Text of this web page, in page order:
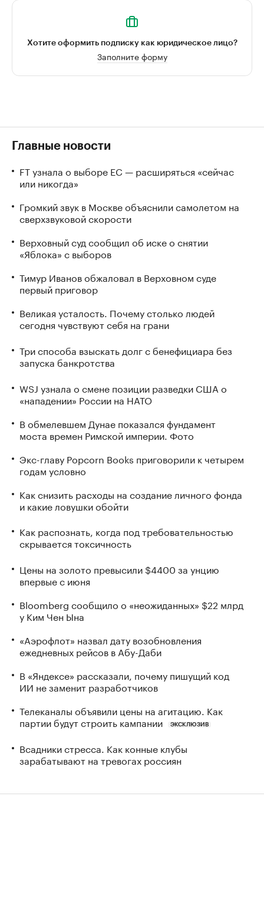
Хотите оформить подписку как юридическое лицо?
Заполните форму
Главные новости
FT узнала о выборе ЕС — расширяться «сейчас
или никогда»
Громкий звук в Москве объяснили самолетом на
сверхзвуковой скорости
Верховный суд сообщил об иске о снятии
«Яблока» с выборов
Тимур Иванов обжаловал в Верховном суде
первый приговор
Великая усталость. Почему столько людей
сегодня чувствуют себя на грани
Три способа взыскать долг с бенефициара без
запуска банкротства
WSJ узнала о смене позиции разведки США о
«нападении» России на НАТО
В обмелевшем Дунае показался фундамент
моста времен Римской империи. Фото
Экс-главу Popcorn Books приговорили к четырем
годам условно
Как снизить расходы на создание личного фонда
и какие ловушки обойти
Как распознать, когда под требовательностью
скрывается токсичность
Цены на золото превысили $4400 за унцию
впервые с июня
Bloomberg сообщило о «неожиданных» $22 млрд
у Ким Чен Ына
«Аэрофлот» назвал дату возобновления
ежедневных рейсов в Абу-Даби
В «Яндексе» рассказали, почему пишущий код
ИИ не заменит разработчиков
Телеканалы объявили цены на агитацию. Как
партии будут строить кампании
ЭКСКЛЮЗИВ
Всадники стресса. Как конные клубы
зарабатывают на тревогах россиян